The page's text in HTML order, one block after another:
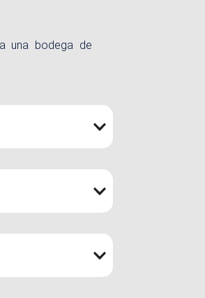
una bodega de